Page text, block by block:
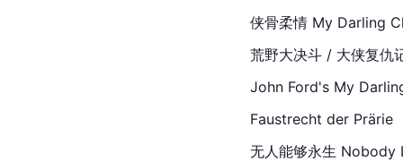
侠骨柔情 My Darling
荒野大决斗 / 大侠复仇
John Ford's My
Faustrecht der Prärie
无人能够永生 Nobody